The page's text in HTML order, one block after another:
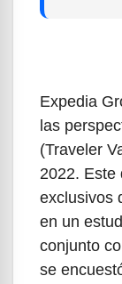
Expedia
las
(Traveler
2022. Este
exclusivos
en un
conjunto
se